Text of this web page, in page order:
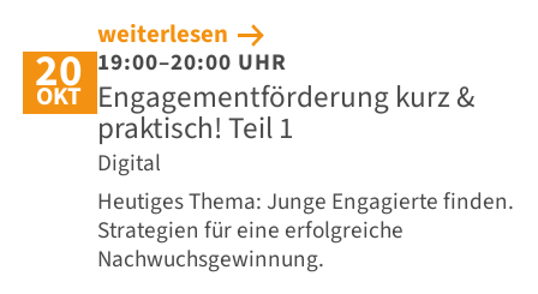
weiterlesen
20
OKT
19:00–20:00 UHR
Engagementförderung kurz &
praktisch! Teil 1
Digital
Heutiges Thema: Junge Engagierte finden.
Strategien für eine erfolgreiche
Nachwuchsgewinnung.